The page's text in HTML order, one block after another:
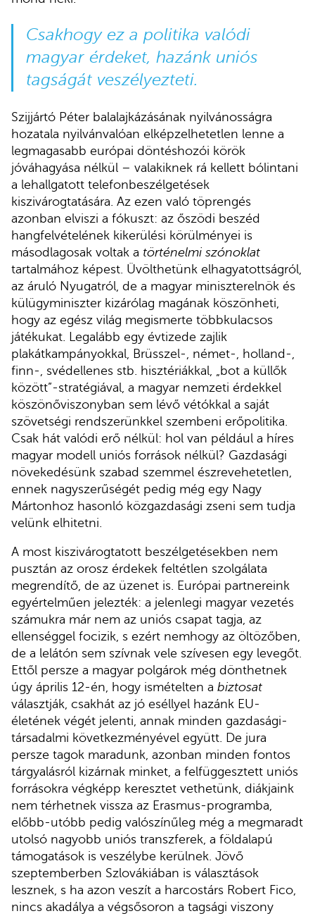
Csakhogy ez a politika valódi
magyar érdeket, hazánk uniós
tagságát veszélyezteti.
Szijjártó Péter balalajkázásának nyilvánosságra
hozatala nyilvánvalóan elképzelhetetlen lenne a
legmagasabb európai döntéshozói körök
jóváhagyása nélkül – valakiknek rá kellett bólintani
a lehallgatott telefonbeszélgetések
kiszivárogtatására. Az ezen való töprengés
azonban elviszi a fókuszt: az őszödi beszéd
hangfelvételének kikerülési körülményei is
másodlagosak voltak a történelmi szónoklat
tartalmához képest. Üvölthetünk elhagyatottságról,
az áruló Nyugatról, de a magyar miniszterelnök és
külügyminiszter kizárólag magának köszönheti,
hogy az egész világ megismerte többkulacsos
játékukat. Legalább egy évtizede zajlik
plakátkampányokkal, Brüsszel-, német-, holland-,
finn-, svédellenes stb. hisztériákkal, „bot a küllők
között”-stratégiával, a magyar nemzeti érdekkel
köszönőviszonyban sem lévő vétókkal a saját
szövetségi rendszerünkkel szembeni erőpolitika.
Csak hát valódi erő nélkül: hol van például a híres
magyar modell uniós források nélkül? Gazdasági
növekedésünk szabad szemmel észrevehetetlen,
ennek nagyszerűségét pedig még egy Nagy
Mártonhoz hasonló közgazdasági zseni sem tudja
velünk elhitetni.
A most kiszivárogtatott beszélgetésekben nem
pusztán az orosz érdekek feltétlen szolgálata
megrendítő, de az üzenet is. Európai partnereink
egyértelműen jelezték: a jelenlegi magyar vezetés
számukra már nem az uniós csapat tagja, az
ellenséggel focizik, s ezért nemhogy az öltözőben,
de a lelátón sem szívnak vele szívesen egy levegőt.
Ettől persze a magyar polgárok még dönthetnek
úgy április 12-én, hogy ismételten a biztosat
választják, csakhát az jó eséllyel hazánk EU-
életének végét jelenti, annak minden gazdasági-
társadalmi következményével együtt. De jura
persze tagok maradunk, azonban minden fontos
tárgyalásról kizárnak minket, a felfüggesztett uniós
forrásokra végképp keresztet vethetünk, diákjaink
nem térhetnek vissza az Erasmus-programba,
előbb-utóbb pedig valószínűleg még a megmaradt
utolsó nagyobb uniós transzferek, a földalapú
támogatások is veszélybe kerülnek. Jövő
szeptemberben Szlovákiában is választások
lesznek, s ha azon veszít a harcostárs Robert Fico,
nincs akadálya a végsősoron a tagsági viszony